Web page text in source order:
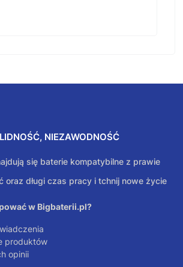
NIEZAWODNOŚĆ
się baterie kompatybilne z prawie
oraz długi czas pracy i tchnij nowe życie
w Bigbaterii.pl?
produktów
opinii